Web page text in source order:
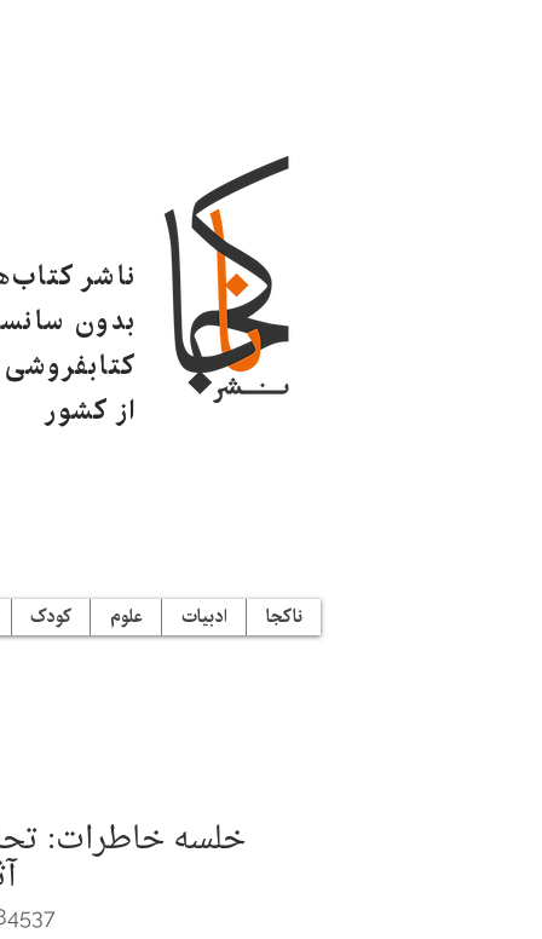
ناشر
بدون
از کشور
ناکجا ادبیات علوم کودک
خلسه خاطرات‌: